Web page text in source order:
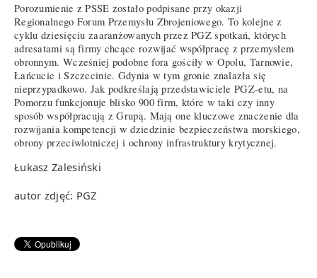
Porozumienie z PSSE zostało podpisane przy okazji
Regionalnego Forum Przemysłu Zbrojeniowego. To kolejne z
cyklu dziesięciu zaaranżowanych przez PGZ spotkań, których
adresatami są firmy chcące rozwijać współpracę z przemysłem
obronnym. Wcześniej podobne fora gościły w Opolu, Tarnowie,
Łańcucie i Szczecinie. Gdynia w tym gronie znalazła się
nieprzypadkowo. Jak podkreślają przedstawiciele PGZ-etu, na
Pomorzu funkcjonuje blisko 900 firm, które w taki czy inny
sposób współpracują z Grupą. Mają one kluczowe znaczenie dla
rozwijania kompetencji w dziedzinie bezpieczeństwa morskiego,
obrony przeciwlotniczej i ochrony infrastruktury krytycznej.
Łukasz Zalesiński
autor zdjęć: PGZ